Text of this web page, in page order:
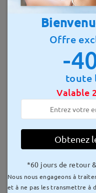
Envoyé à
délai de livraison
8-15 jours ouvrables
Montures similaires
HPG032
Offre
-
toute
Valable
Obtenez
*60 jours de retour
Nous nous engageons à
et à ne pas les transmettre à